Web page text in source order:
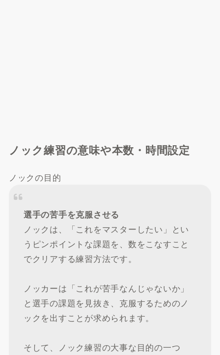
ノック練習の意味や本数・時間設定
ノックの目的
選手の苦手を克服させる
ノックは、「これをマスターしたい」とい
うピンポイントな課題を、数をこなすこと
でクリアする練習方法です。
ノッカーは「これが苦手なんじゃないか」
と選手の課題を見抜き、克服するためのノ
ックを出すことが求められます。
そして、ノック練習の大事な目的の一つ